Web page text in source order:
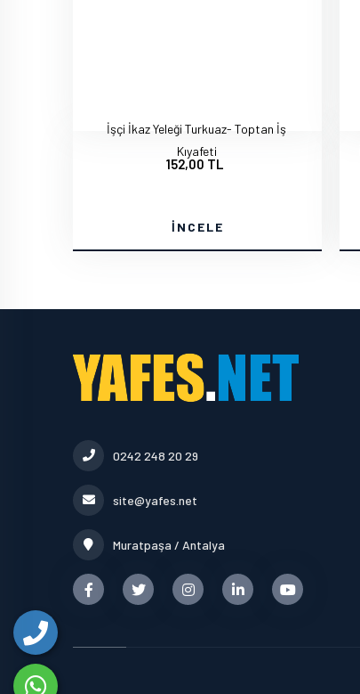
İşçi İkaz Yeleği Turkuaz- Toptan İş
Kıyafeti
152,00 TL
İNCELE
0242 248 20 29
site@yafes.net
Muratpaşa / Antalya